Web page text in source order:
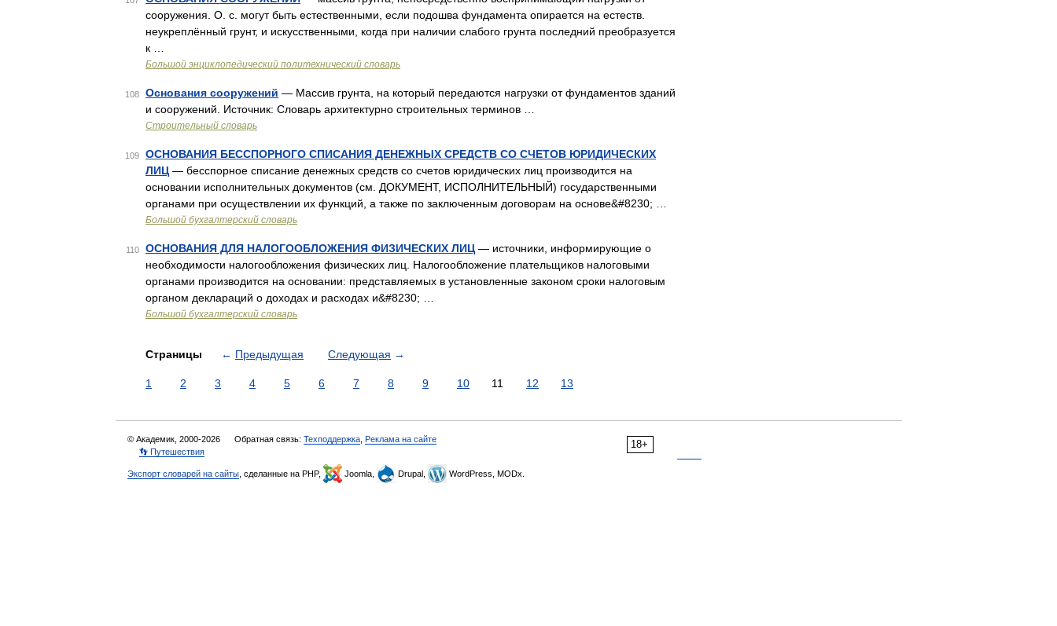
сооружения. О. с. могут быть естественными, если подошва фундамента опирается на естеств.
неукреплённый грунт, и искусственными, когда при наличии слабого грунта последний преобразуется
к …
Большой энциклопедический политехнический словарь
108 Основания сооружений — Массив грунта, на который передаются нагрузки от фундаментов зданий
и сооружений. Источник: Словарь архитектурно строительных терминов …
Строительный словарь
109
ОСНОВАНИЯ БЕССПОРНОГО СПИСАНИЯ ДЕНЕЖНЫХ СРЕДСТВ СО СЧЕТОВ ЮРИДИЧЕСКИХ
ЛИЦ — бесспорное списание денежных средств со счетов юридических лиц производится на
основании исполнительных документов (см. ДОКУМЕНТ, ИСПОЛНИТЕЛЬНЫЙ) государственными
органами при осуществлении их функций, а также по заключенным договорам на основе&#8230; …
Большой бухгалтерский словарь
110 ОСНОВАНИЯ ДЛЯ НАЛОГООБЛОЖЕНИЯ ФИЗИЧЕСКИХ ЛИЦ — источники, информирующие о
необходимости налогообложения физических лиц. Налогообложение плательщиков налоговыми
органами производится на основании: представляемых в установленные законом сроки налоговым
органом деклараций о доходах и расходах и&#8230; …
Большой бухгалтерский словарь
Страницы ← Предыдущая Следующая →
1 2 3 4 5 6 7 8 9 10 11 12 13
18+
© Академик, 2000-2026 Обратная связь: Техподдержка Реклама на сайте
👣 Путешествия
Экспорт словарей на сайты , сделанные на PHP, Joomla, Drupal, WordPress, MODx.